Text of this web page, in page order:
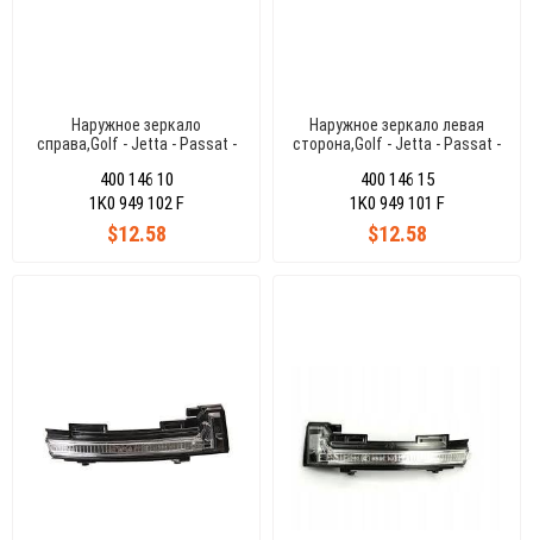
Наружное зеркало
справа,Golf - Jetta - Passat -
400 146 10
$12.58
1K0 949 102 F
Наружное зеркало левая
сторона,Golf - Jetta - Passat -
400 146 15
$12.58
1K0 949 101 F